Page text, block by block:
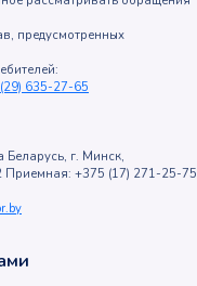
предусмотренных
635-27-65
Беларусь, г. Минск,
Приемная: +375 (17) 271-25-75